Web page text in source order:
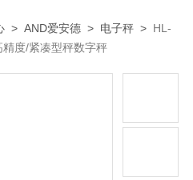
>AND爱安德 > 电子秤 > HL-
度/紧凑型秤数字秤